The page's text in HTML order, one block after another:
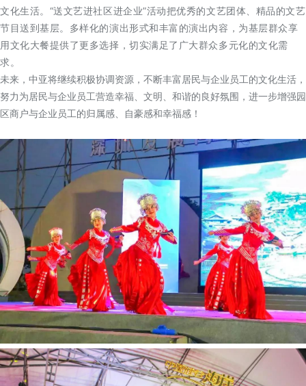
文化生活。“送文艺进社区进企业”活动把优秀的文艺团体、精品的文艺
节目送到基层。多样化的演出形式和丰富的演出内容，为基层群众享
用文化大餐提供了更多选择，切实满足了广大群众多元化的文化需
求。
未来，中亚将继续积极协调资源，不断丰富居民与企业员工的文化生活，
努力为居民与企业员工营造幸福、文明、和谐的良好氛围，进一步增强园
区商户与企业员工的归属感、自豪感和幸福感！